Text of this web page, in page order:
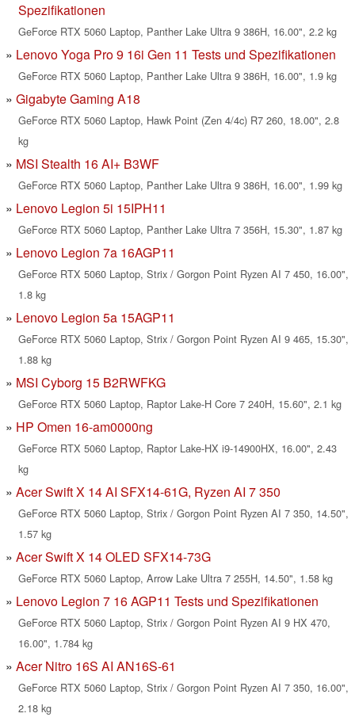
Spezifikationen
GeForce RTX 5060 Laptop, Panther Lake Ultra 9 386H, 16.00", 2.2 kg
Lenovo Yoga Pro 9 16i Gen 11 Tests und Spezifikationen
GeForce RTX 5060 Laptop, Panther Lake Ultra 9 386H, 16.00", 1.9 kg
Gigabyte Gaming A18
GeForce RTX 5060 Laptop, Hawk Point (Zen 4/4c) R7 260, 18.00", 2.8
kg
MSI Stealth 16 AI+ B3WF
GeForce RTX 5060 Laptop, Panther Lake Ultra 9 386H, 16.00", 1.99 kg
Lenovo Legion 5i 15IPH11
GeForce RTX 5060 Laptop, Panther Lake Ultra 7 356H, 15.30", 1.87 kg
Lenovo Legion 7a 16AGP11
GeForce RTX 5060 Laptop, Strix / Gorgon Point Ryzen AI 7 450, 16.00",
1.8 kg
Lenovo Legion 5a 15AGP11
GeForce RTX 5060 Laptop, Strix / Gorgon Point Ryzen AI 9 465, 15.30",
1.88 kg
MSI Cyborg 15 B2RWFKG
GeForce RTX 5060 Laptop, Raptor Lake-H Core 7 240H, 15.60", 2.1 kg
HP Omen 16-am0000ng
GeForce RTX 5060 Laptop, Raptor Lake-HX i9-14900HX, 16.00", 2.43
kg
Acer Swift X 14 AI SFX14-61G, Ryzen AI 7 350
GeForce RTX 5060 Laptop, Strix / Gorgon Point Ryzen AI 7 350, 14.50",
1.57 kg
Acer Swift X 14 OLED SFX14-73G
GeForce RTX 5060 Laptop, Arrow Lake Ultra 7 255H, 14.50", 1.58 kg
Lenovo Legion 7 16 AGP11 Tests und Spezifikationen
GeForce RTX 5060 Laptop, Strix / Gorgon Point Ryzen AI 9 HX 470,
16.00", 1.784 kg
Acer Nitro 16S AI AN16S-61
GeForce RTX 5060 Laptop, Strix / Gorgon Point Ryzen AI 7 350, 16.00",
2.18 kg